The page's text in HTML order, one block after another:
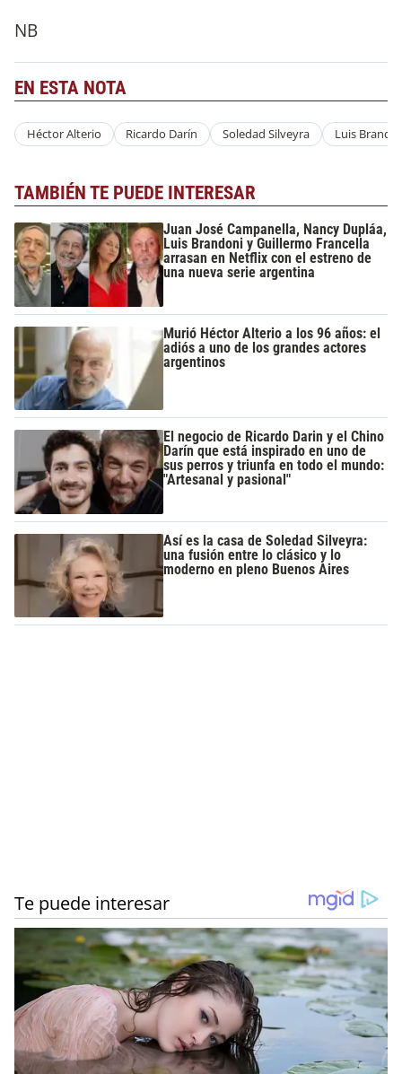
NB
EN ESTA NOTA
Héctor Alterio Ricardo Darín Soledad Silveyra Luis
TAMBIÉN TE PUEDE INTERESAR
Juan José Campanella, Nancy Dupláa,
Luis Brandoni y Guillermo Francella
arrasan en Netflix con el estreno de
una nueva serie argentina
Murió Héctor Alterio a los 96 años: el
adiós a uno de los grandes actores
argentinos
El negocio de Ricardo Darin y el Chino
Darín que está inspirado en uno de
sus perros y triunfa en todo el mundo:
"Artesanal y pasional"
Así es la casa de Soledad Silveyra:
una fusión entre lo clásico y lo
moderno en pleno Buenos Aires